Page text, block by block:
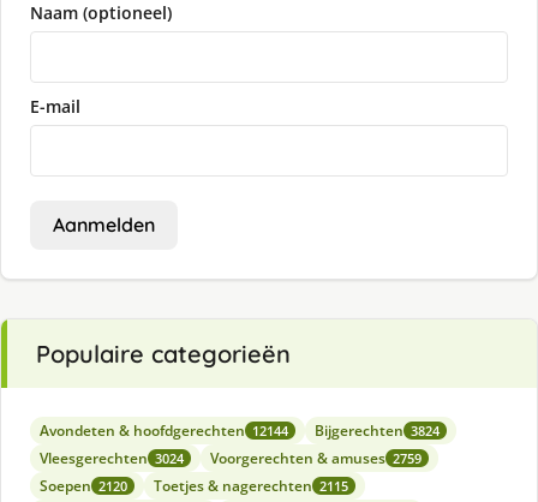
Naam (optioneel)
E-mail
Aanmelden
Populaire categorieën
Avondeten & hoofdgerechten 12144 Bijgerechten 3824
Vleesgerechten 3024 Voorgerechten & amuses 2759
Soepen 2120 Toetjes & nagerechten 2115